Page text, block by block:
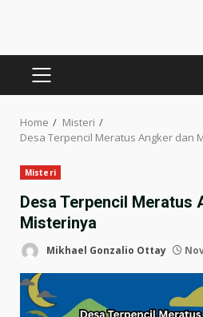
PRIMARY
Home
Misteri
Desa Terpencil Meratus Angker dan
Misteri
Desa Terpencil Meratus
Misterinya
Mikhael Gonzalio Ottay